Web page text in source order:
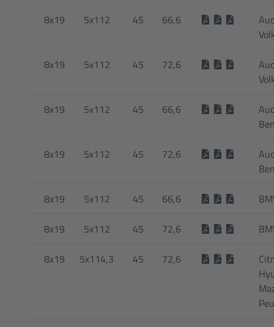
8x19 5x112 45 66,6
8x19 5x112 45 72,6
8x19 5x112 45 66,6
8x19 5x112 45 72,6
8x19 5x112 45 66,6
8x19 5x112 45 72,6
8x19 5x114,3 45 72,6